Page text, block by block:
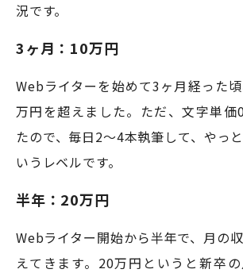
況です。
3ヶ月：10万円
Webライターを始めて3ヶ月経った
万円を超えました。ただ、文字単価
たので、毎日2〜4本執筆して、やっ
いうレベルです。
半年：20万円
Webライター開始から半年で、月の
えてきます。20万円というと新卒